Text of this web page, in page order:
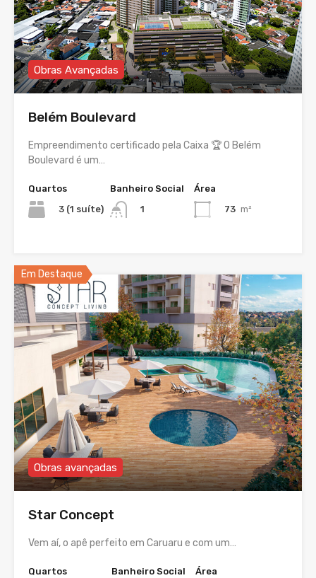
Obras Avançadas
Belém Boulevard
Empreendimento certificado pela Caixa 🏆 O Belém
Boulevard é um…
Quartos
3 (1 suíte)
Banheiro Social
1
Área
73 m²
Em Destaque
Obras avançadas
Star Concept
Vem aí, o apê perfeito em Caruaru e com um…
Quartos
Banheiro Social
Área